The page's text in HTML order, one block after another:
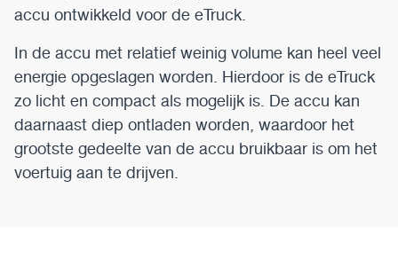
accu ontwikkeld voor de eTruck.
In de accu met relatief weinig volume kan heel veel
energie opgeslagen worden. Hierdoor is de eTruck
zo licht en compact als mogelijk is. De accu kan
daarnaast diep ontladen worden, waardoor het
grootste gedeelte van de accu bruikbaar is om het
voertuig aan te drijven.